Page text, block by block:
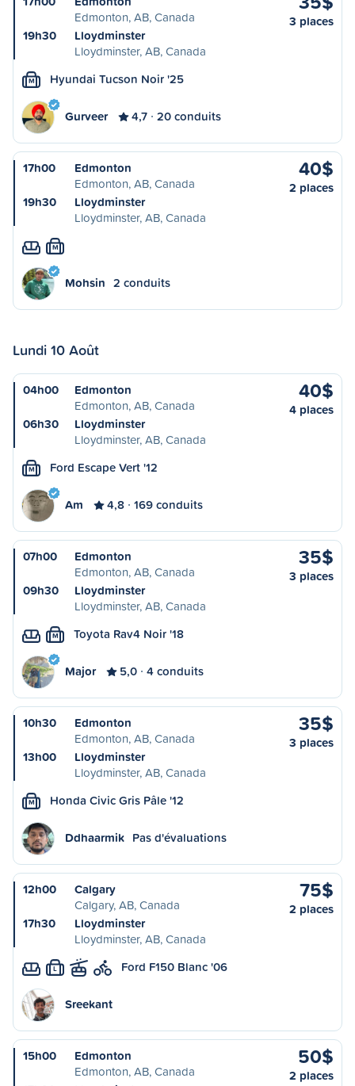
Edmonton, AB, Canada
19h30
Lloydminster
Lloydminster, AB, Canada
3 places
M Hyundai Tucson Noir '25
Gurveer 4,7 20 conduits
17h00
Edmonton
Edmonton, AB, Canada
19h30
Lloydminster
Lloydminster, AB, Canada
40$
2 places
M
Mohsin 2 conduits
Lundi 10 Août
04h00
Edmonton
Edmonton, AB, Canada
06h30
Lloydminster
Lloydminster, AB, Canada
40$
4 places
M Ford Escape Vert '12
Am 4,8 169 conduits
07h00
Edmonton
Edmonton, AB, Canada
09h30
Lloydminster
Lloydminster, AB, Canada
35$
3 places
M Toyota Rav4 Noir '18
Major 5,0 4 conduits
10h30
Edmonton
Edmonton, AB, Canada
13h00
Lloydminster
Lloydminster, AB, Canada
35$
3 places
M Honda Civic Gris Pâle '12
Ddhaarmik Pas d'évaluations
12h00
Calgary
Calgary, AB, Canada
17h30
Lloydminster
Lloydminster, AB, Canada
75$
2 places
L Ford F150 Blanc '06
Sreekant
15h00
Edmonton
Edmonton, AB, Canada
50$
2 places